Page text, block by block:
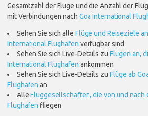
Gesamtzahl der Flüge und die Anzahl der
mit Verbindungen nach Goa International
Sehen Sie sich alle Flüge und Reiseziele
International Flughafen verfügbar sind
Sehen Sie sich Live-Details zu Flügen an,
International Flughafen ankommen
Sehen Sie sich Live-Details zu Flüge ab
Flughafen an
Alle Fluggesellschaften, die von und nach
Flughafen fliegen